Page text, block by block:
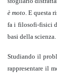
è moto. E questa
fa i filosofi-fisici
basi della scienza.
Studiando il
rappresentare il